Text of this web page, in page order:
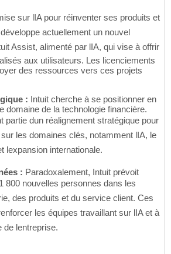
sur lIA pour réinventer ses produits et
actuellement un nouvel
Assist, alimenté par lIA, qui vise à offrir
aux utilisateurs. Les licenciements
des ressources vers ces projets
: Intuit cherche à se positionner en
domaine de la technologie financière.
partie dun réalignement stratégique pour
les domaines clés, notamment lIA, le
lexpansion internationale.
: Paradoxalement, Intuit prévoit
800 nouvelles personnes dans les
des produits et du service client. Ces
les équipes travaillant sur lIA et à
lentreprise.